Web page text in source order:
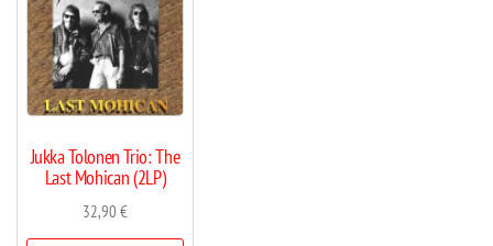
Jukka Tolonen Trio: The
Last Mohican (2LP)
32,90€